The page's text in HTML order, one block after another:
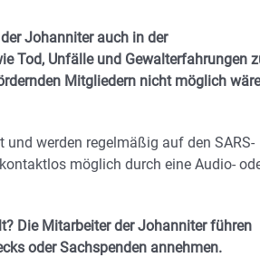
Johanniter auch in der
Tod, Unfälle und Gewalterfahrungen
Mitgliedern nicht möglich
werden regelmäßig auf den SARS-
möglich durch eine Audio-
Die Mitarbeiter der Johanniter führen
oder Sachspenden annehmen.